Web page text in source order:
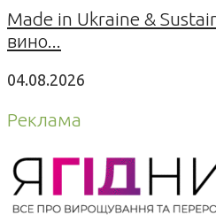
Made in Ukraine &
вино...
04.08.2026
Реклама